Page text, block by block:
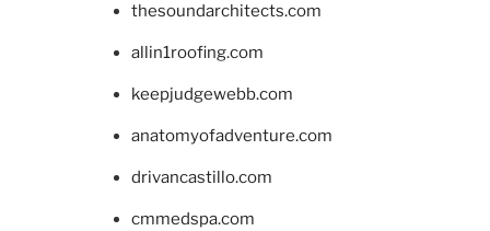
thesoundarchitects.com
allin1roofing.com
keepjudgewebb.com
anatomyofadventure.com
drivancastillo.com
cmmedspa.com